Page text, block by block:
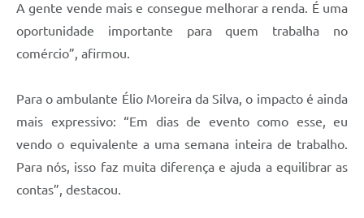
A gente vende mais e consegue melhorar a renda. É uma
oportunidade importante para quem trabalha no
comércio”, afirmou.
Para o ambulante Élio Moreira da Silva, o impacto é ainda
mais expressivo: “Em dias de evento como esse, eu
vendo o equivalente a uma semana inteira de trabalho.
Para nós, isso faz muita diferença e ajuda a equilibrar as
contas”, destacou.